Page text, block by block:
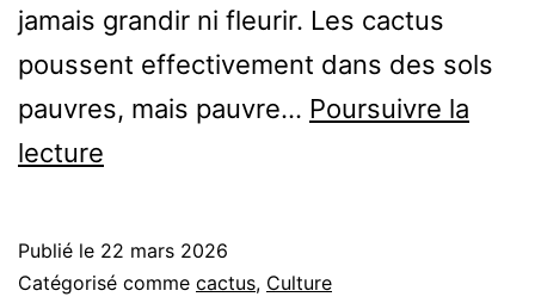
jamais grandir ni fleurir. Les cactus
poussent effectivement dans des sols
pauvres, mais pauvre… Poursuivre la
lecture
pour
un
Publié le 22 mars 2026
Catégorisé comme cactus, Culture